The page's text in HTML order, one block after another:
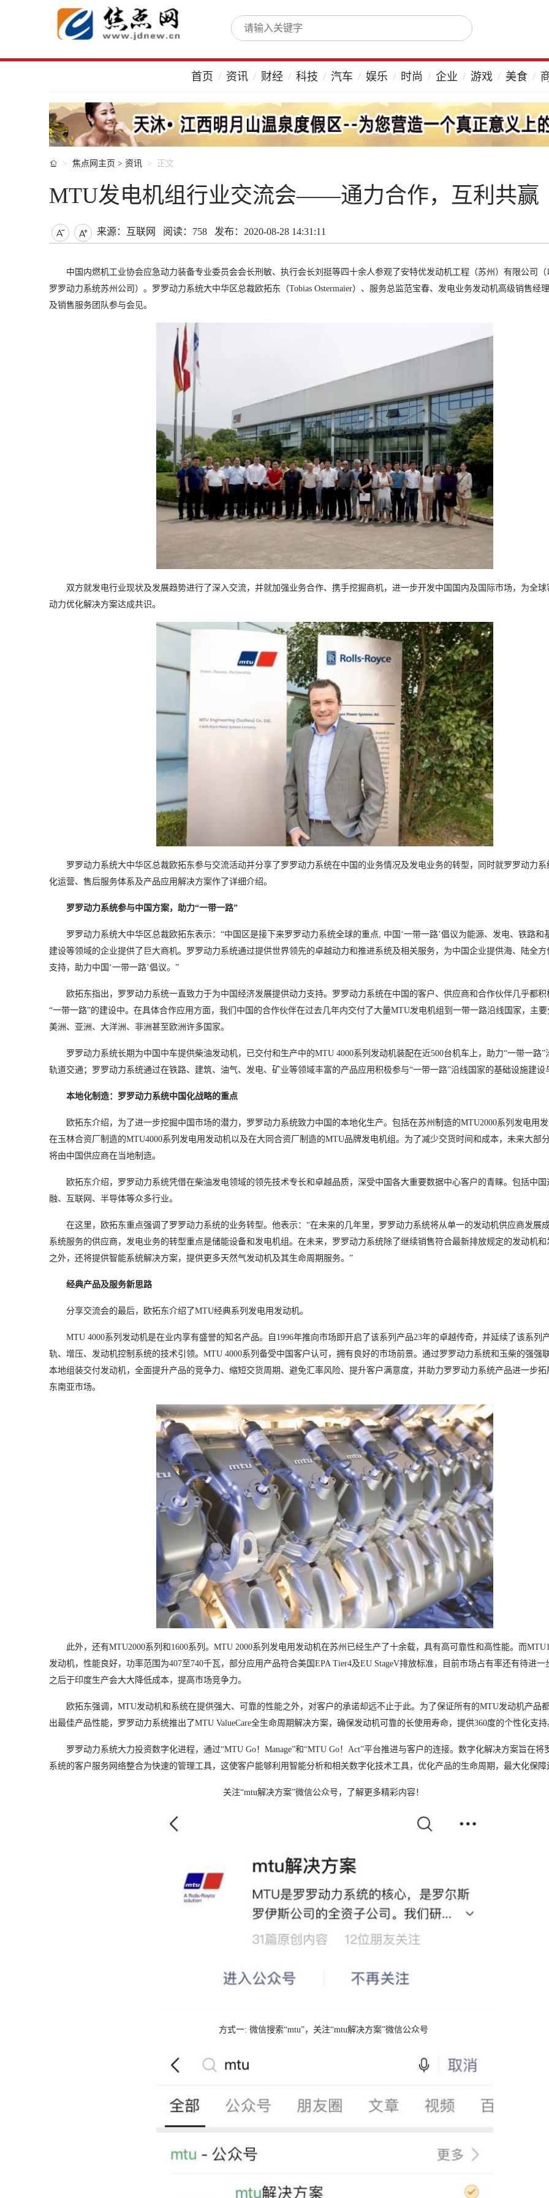
首页 资讯 财经 科技 汽车 娱乐 时尚 企业 游戏 美食
 焦点网主页 > 资讯 正文
MTU发电机组行业交流会——通力合作，互利共赢
  来源：互联网 阅读：758 发布：2020-08-28 14:31:11
中国内燃机工业协会应急动力装备专业委员会会长刑敏、执行会长刘挺等四十余人参观了安特优发动机工程（苏州）有限公司（
罗罗动力系统苏州公司）。罗罗动力系统大中华区总裁欧拓东（Tobias Ostermaier）、服务总监范宝春、发电业务发动机高级销售经
及销售服务团队参与会见。
双方就发电行业现状及发展趋势进行了深入交流，并就加强业务合作、携手挖掘商机，进一步开发中国国内及国际市场，为全球
动力优化解决方案达成共识。
罗罗动力系统大中华区总裁欧拓东参与交流活动并分享了罗罗动力系统在中国的业务情况及发电业务的转型，同时就罗罗动力系
化运营、售后服务体系及产品应用解决方案作了详细介绍。
罗罗动力系统参与中国方案，助力“一带一路”
罗罗动力系统大中华区总裁欧拓东表示：“中国区是接下来罗罗动力系统全球的重点, 中国‘一带一路’倡议为能源、发电、铁路和
建设等领域的企业提供了巨大商机。罗罗动力系统通过提供世界领先的卓越动力和推进系统及相关服务，为中国企业提供海、陆全方
支持，助力中国‘一带一路’倡议。”
欧拓东指出，罗罗动力系统一直致力于为中国经济发展提供动力支持。罗罗动力系统在中国的客户、供应商和合作伙伴几乎都积
“一带一路”的建设中。在具体合作应用方面，我们中国的合作伙伴在过去几年内交付了大量MTU发电机组到一带一路沿线国家，主
美洲、亚洲、大洋洲、非洲甚至欧洲许多国家。
罗罗动力系统长期为中国中车提供柴油发动机，已交付和生产中的MTU 4000系列发动机装配在近500台机车上，助力“一带一路”
轨道交通；罗罗动力系统通过在铁路、建筑、油气、发电、矿业等领域丰富的产品应用积极参与“一带一路”沿线国家的基础设施建设
本地化制造：罗罗动力系统中国化战略的重点
欧拓东介绍，为了进一步挖掘中国市场的潜力，罗罗动力系统致力中国的本地化生产。包括在苏州制造的MTU2000系列发电用发
在玉林合资厂制造的MTU4000系列发电用发动机以及在大同合资厂制造的MTU品牌发电机组。为了减少交货时间和成本，未来大部
将由中国供应商在当地制造。
欧拓东介绍，罗罗动力系统凭借在柴油发电领域的领先技术专长和卓越品质，深受中国各大重要数据中心客户的青睐。包括中国
融、互联网、半导体等众多行业。
在这里，欧拓东重点强调了罗罗动力系统的业务转型。他表示：“在未来的几年里，罗罗动力系统将从单一的发动机供应商发展
系统服务的供应商，发电业务的转型重点是储能设备和发电机组。在未来，罗罗动力系统除了继续销售符合最新排放规定的发动机和
之外，还将提供智能系统解决方案，提供更多天然气发动机及其生命周期服务。”
经典产品及服务新思路
分享交流会的最后，欧拓东介绍了MTU经典系列发电用发动机。
MTU 4000系列发动机是在业内享有盛誉的知名产品。自1996年推向市场即开启了该系列产品23年的卓越传奇，并延续了该系列
轨、增压、发动机控制系统的技术引领。MTU 4000系列备受中国客户认可，拥有良好的市场前景。通过罗罗动力系统和玉柴的强强
本地组装交付发动机，全面提升产品的竞争力、缩短交货周期、避免汇率风险、提升客户满意度，并助力罗罗动力系统产品进一步拓
东南亚市场。
此外，还有MTU2000系列和1600系列。MTU 2000系列发电用发动机在苏州已经生产了十余载，具有高可靠性和高性能。而
发动机，性能良好，功率范围为407至740千瓦，部分应用产品符合美国EPA Tier4及EU StageV排放标准，目前市场占有率还有待进一
之后于印度生产会大大降低成本，提高市场竞争力。
欧拓东强调，MTU发动机和系统在提供强大、可靠的性能之外，对客户的承诺却远不止于此。为了保证所有的MTU发动机产品
出最佳产品性能，罗罗动力系统推出了MTU ValueCare全生命周期解决方案，确保发动机可靠的长使用寿命，提供360度的个性化支持
罗罗动力系统大力投资数字化进程，通过“MTU Go！Manage”和“MTU Go！Act”平台推进与客户的连接。数字化解决方案旨在将
系统的客户服务网络整合为快速的管理工具，这使客户能够利用智能分析和相关数字化技术工具，优化产品的生命周期，最大化保障
关注“mtu解决方案”微信公众号，了解更多精彩内容！
方式一: 微信搜索“mtu”，关注“mtu解决方案”微信公众号